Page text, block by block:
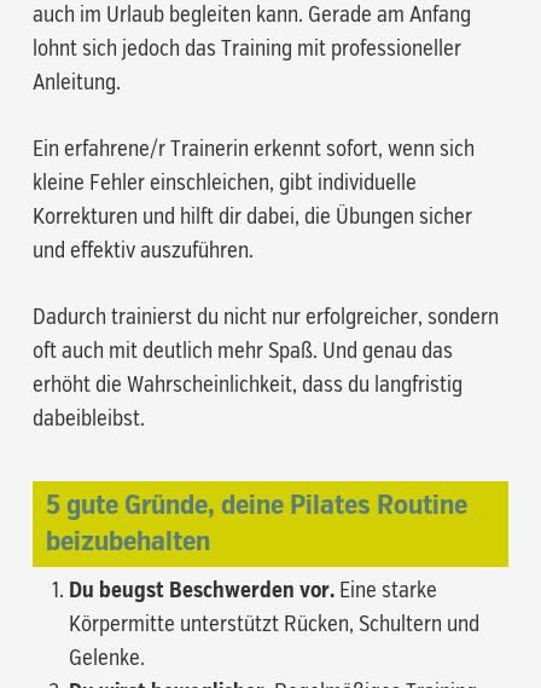
auch im Urlaub begleiten kann. Gerade am Anfang
lohnt sich jedoch das Training mit professioneller
Anleitung.
Ein erfahrene/r Trainerin erkennt sofort, wenn sich
kleine Fehler einschleichen, gibt individuelle
Korrekturen und hilft dir dabei, die Übungen sicher
und effektiv auszuführen.
Dadurch trainierst du nicht nur erfolgreicher, sondern
oft auch mit deutlich mehr Spaß. Und genau das
erhöht die Wahrscheinlichkeit, dass du langfristig
dabeibleibst.
5 gute Gründe, deine Pilates Routine
beizubehalten
Du beugst Beschwerden vor.Eine starke
Körpermitte unterstützt Rücken, Schultern und
Gelenke.